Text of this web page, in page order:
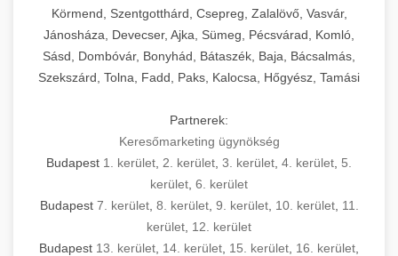
Körmend, Szentgotthárd, Csepreg, Zalalövő, Vasvár,
Jánosháza, Devecser, Ajka, Sümeg, Pécsvárad, Komló,
Sásd, Dombóvár, Bonyhád, Bátaszék, Baja, Bácsalmás,
Szekszárd, Tolna, Fadd, Paks, Kalocsa, Hőgyész, Tamási
Partnerek:
Keresőmarketing ügynökség
Budapest 1. kerület 2. kerület 3. kerület 4. kerület 5.
kerület 6. kerület
Budapest 7. kerület, 8. kerület, 9. kerület, 10. kerület, 11.
kerület 12. kerület
Budapest 13. kerület 14. kerület 15. kerület 16. kerület